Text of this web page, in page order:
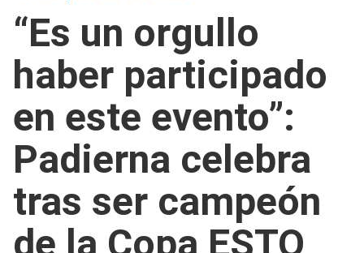
“Es un orgullo
haber participado
en este evento”:
Padierna celebra
tras ser campeón
de la Copa ESTO